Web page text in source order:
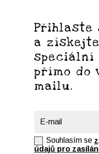
Přihlaste
a
speciální
přímo do
mailu.
Souhlasím se
údajů pro